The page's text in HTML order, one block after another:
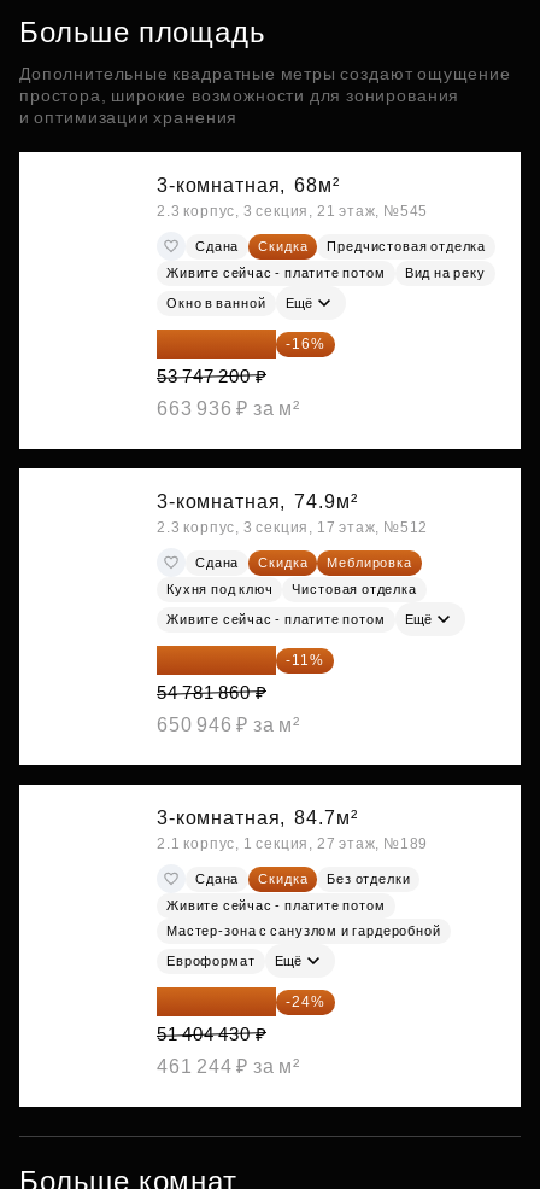
Больше площадь
Дополнительные квадратные метры создают ощущение
простора, широкие возможности для зонирования
и оптимизации хранения
3-комнатная, 68м²
2.3 корпус, 3 секция, 21 этаж, №545
Сдана Скидка
Предчистовая отделка
Живите сейчас - платите потом
Вид на реку
Окно в ванной Ещё
45 147 648 ₽ -16%
53 747 200 ₽
663 936 ₽ за м²
3-комнатная, 74.9м²
2.3 корпус, 3 секция, 17 этаж, №512
Сдана Скидка
Меблировка
Кухня под ключ
Чистовая отделка
Живите сейчас - платите потом Ещё
48 755 855 ₽ -11%
54 781 860 ₽
650 946 ₽ за м²
3-комнатная, 84.7м²
2.1 корпус, 1 секция, 27 этаж, №189
Сдана Скидка
Без отделки
Живите сейчас - платите потом
Мастер-зона с санузлом и гардеробной
Евроформат Ещё
39 067 367 ₽ -24%
51 404 430 ₽
461 244 ₽ за м²
Больше комнат